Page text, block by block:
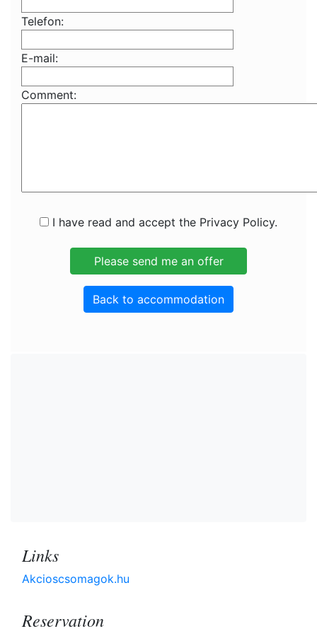
Telefon:
E-mail:
Comment:
I have read and accept the Privacy Policy.
Back to accommodation
Links
Akcioscsomagok.hu
Reservation